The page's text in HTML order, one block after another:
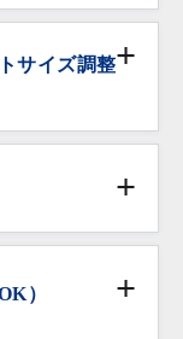
。
個体は除きま
整をいたしま
い。
提示の上、お
サイズ調整
に「サイズ調
ご希望のサイ
ともございま
）